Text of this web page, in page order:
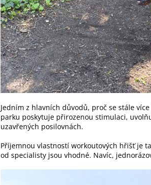
Jedním z hlavních důvodů, proč se stále
parku poskytuje přirozenou stimulaci,
uzavřených posilovnách.
Příjemnou vlastností workoutových hřišť je
od specialisty jsou vhodné. Navíc,